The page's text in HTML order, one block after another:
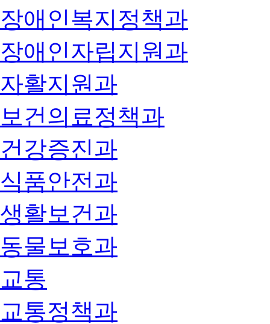
장애인복지정책과
장애인자립지원과
자활지원과
보건의료정책과
건강증진과
식품안전과
생활보건과
동물보호과
교통
교통정책과